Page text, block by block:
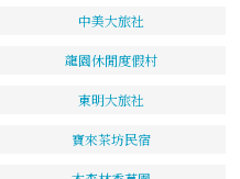
中美大旅社
龍園休閒度假村
東明大旅社
寶來茶坊民宿